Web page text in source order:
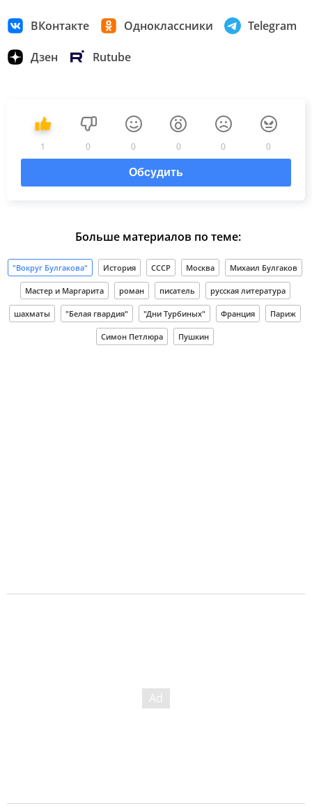
ВКонтакте Одноклассники Telegram
Дзен Rutube
1 0 0 0 0 0
Обсудить
Больше материалов по теме:
"Вокруг Булгакова" История СССР Москва Михаил Булгаков
Мастер и Маргарита роман писатель русская литература
шахматы "Белая гвардия" "Дни Турбиных" Франция Париж
Симон Петлюра Пушкин